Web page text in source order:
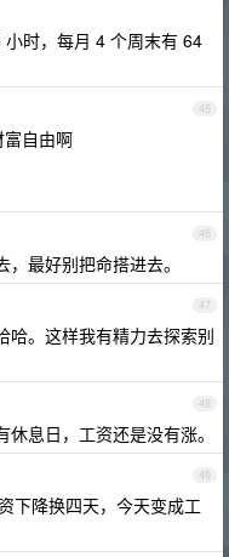
时，每月 4 个周末有 64
45
自由啊
46
最好别把命搭进去。
47
哈。这样我有精力去探索别
48
息日，工资还是没有涨。
49
下降换四天，今天变成工